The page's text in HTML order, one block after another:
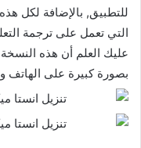
للتطبيق, بالإضافة لكل
التي تعمل على ترجمة
عليك العلم أن هذه النسخة
بصورة كبيرة على